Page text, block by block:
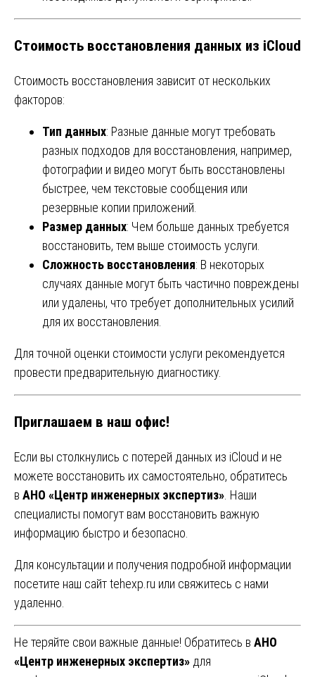
Стоимость восстановления данных из iCloud
Стоимость восстановления зависит от нескольких
факторов:
Тип данных: Разные данные могут требовать
разных подходов для восстановления, например,
фотографии и видео могут быть восстановлены
быстрее, чем текстовые сообщения или
резервные копии приложений.
Размер данных: Чем больше данных требуется
восстановить, тем выше стоимость услуги.
Сложность восстановления: В некоторых
случаях данные могут быть частично повреждены
или удалены, что требует дополнительных усилий
для их восстановления.
Для точной оценки стоимости услуги рекомендуется
провести предварительную диагностику.
Приглашаем в наш офис!
Если вы столкнулись с потерей данных из iCloud и не
можете восстановить их самостоятельно, обратитесь
в АНО «Центр инженерных экспертиз». Наши
специалисты помогут вам восстановить важную
информацию быстро и безопасно.
Для консультации и получения подробной информации
посетите наш сайтtehexp.ru или свяжитесь с нами
удаленно.
Не теряйте свои важные данные! Обратитесь в АНО
«Центр инженерных экспертиз» для